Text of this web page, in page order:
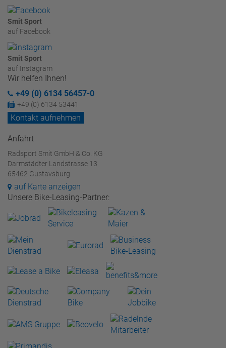
Smit Sport
auf Facebook
Smit Sport
auf Instagram
Wir helfen Ihnen!
+49 (0) 6134 56457-0
+49 (0) 6134 53441
Kontakt aufnehmen
Anfahrt
Radsport Smit GmbH & Co. KG
Darmstädter Landstrasse 13
65462 Gustavsburg
auf Karte anzeigen
Unsere Bike-Leasing-Partner: